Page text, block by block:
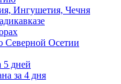
Ингушетия, Чечня
Северной Осетии
5 дней
за 4 дня